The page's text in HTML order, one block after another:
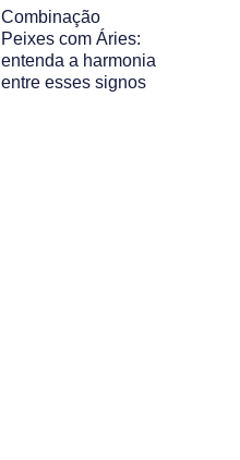
Combinação
Peixes com Áries:
entenda a harmonia
entre esses signos